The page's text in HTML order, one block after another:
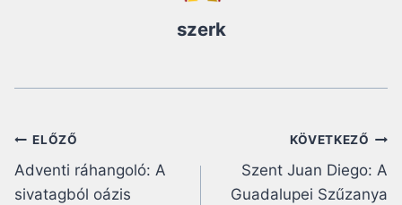
szerk
Bejegyzés
navigáció
ELŐZŐ
Adventi ráhangoló: A
sivatagból oázis
KÖVETKEZŐ
Szent Juan Diego: A
Guadalupei Szűzanya